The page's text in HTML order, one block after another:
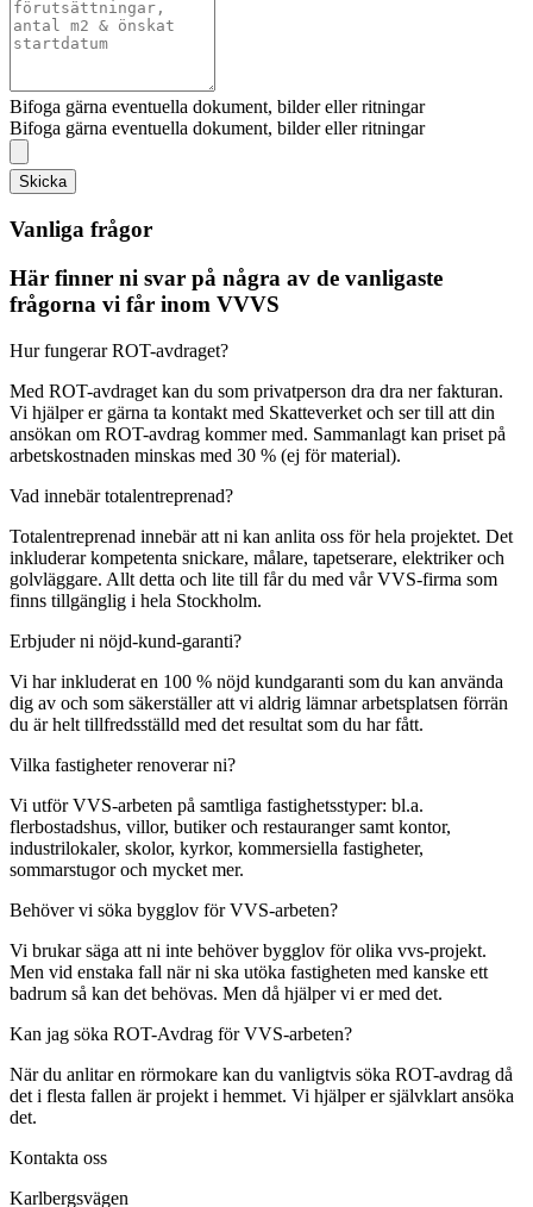
Bifoga gärna eventuella dokument, bilder eller ritningar
Bifoga gärna eventuella dokument, bilder eller ritningar
Skicka
Vanliga frågor
Här finner ni svar på några av de vanligaste
frågorna vi får inom VVVS
Hur fungerar ROT-avdraget?
Med ROT-avdraget kan du som privatperson dra dra ner fakturan.
Vi hjälper er gärna ta kontakt med Skatteverket och ser till att din
ansökan om ROT-avdrag kommer med. Sammanlagt kan priset på
arbetskostnaden minskas med 30 % (ej för material).
Vad innebär totalentreprenad?
Totalentreprenad innebär att ni kan anlita oss för hela projektet. Det
inkluderar kompetenta snickare, målare, tapetserare, elektriker och
golvläggare. Allt detta och lite till får du med vår VVS-firma som
finns tillgänglig i hela Stockholm.
Erbjuder ni nöjd-kund-garanti?
Vi har inkluderat en 100 % nöjd kundgaranti som du kan använda
dig av och som säkerställer att vi aldrig lämnar arbetsplatsen förrän
du är helt tillfredsställd med det resultat som du har fått.
Vilka fastigheter renoverar ni?
Vi utför VVS-arbeten på samtliga fastighetsstyper: bl.a.
flerbostadshus, villor, butiker och restauranger samt kontor,
industrilokaler, skolor, kyrkor, kommersiella fastigheter,
sommarstugor och mycket mer.
Behöver vi söka bygglov för VVS-arbeten?
Vi brukar säga att ni inte behöver bygglov för olika vvs-projekt.
Men vid enstaka fall när ni ska utöka fastigheten med kanske ett
badrum så kan det behövas. Men då hjälper vi er med det.
Kan jag söka ROT-Avdrag för VVS-arbeten?
När du anlitar en rörmokare kan du vanligtvis söka ROT-avdrag då
det i flesta fallen är projekt i hemmet. Vi hjälper er självklart ansöka
det.
Kontakta oss
Karlbergsvägen